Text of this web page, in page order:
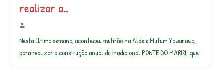
realizar a…
Nesta última semana, aconteceu mutirão na Aldeia Mutum Yawanawa,
para realizar a construção anual da tradicional PONTE DO MARIRI, que